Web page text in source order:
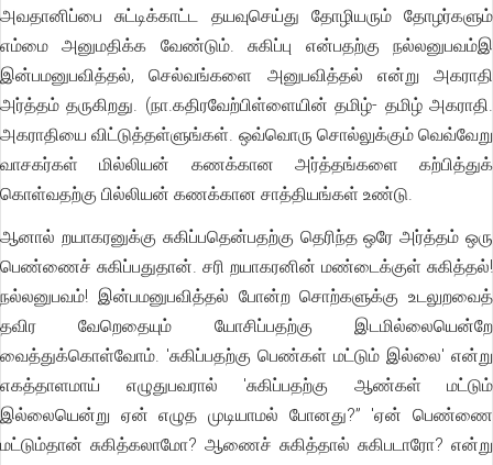
அவதானிப்பை சுட்டிக்காட்ட தயவுசெய்து தோழியரும் தோழர்களும்
எம்மை அனுமதிக்க வேண்டும். சுகிப்பு என்பதற்கு நல்லனுபவம்இ
இன்பமனுபவித்தல், செல்வங்களை அனுபவித்தல் என்று அகராதி
அர்த்தம் தருகிறது. (நா.கதிரவேற்பிள்ளையின் தமிழ்- தமிழ் அகராதி.
அகராதியை விட்டுத்தள்ளுங்கள். ஒவ்வொரு சொல்லுக்கும் வெவ்வேறு
வாசகர்கள் மில்லியன் கணக்கான அர்த்தங்களை கற்பித்துக்
கொள்வதற்கு பில்லியன் கணக்கான சாத்தியங்கள் உண்டு.
ஆனால் றயாகரனுக்கு சுகிப்பதென்பதற்கு தெரிந்த ஒரே அர்த்தம் ஒரு
பெண்ணைச் சுகிப்பதுதான். சரி றயாகரனின் மண்டைக்குள் சுகித்தல்!
நல்லனுபவம்! இன்பமனுபவித்தல் போன்ற சொற்களுக்கு உடலுறவைத்
தவிர வேறெதையும் யோசிப்பதற்கு இடமில்லையென்றே
வைத்துக்கொள்வோம். 'சுகிப்பதற்கு பெண்கள் மட்டும் இல்லை' என்று
எகத்தாளமாய் எழுதுபவரால் 'சுகிப்பதற்கு ஆண்கள் மட்டும்
இல்லையென்று ஏன் எழுத முடியாமல் போனது?” 'ஏன் பெண்ணை
மட்டும்தான் சுகித்கலாமோ? ஆணைச் சுகித்தால் சுகிபடாரோ? என்று